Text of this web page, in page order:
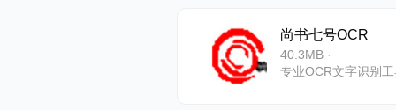
12、识
基于服务
尚书七号OCR
40.3MB ·
专业OCR文字识别